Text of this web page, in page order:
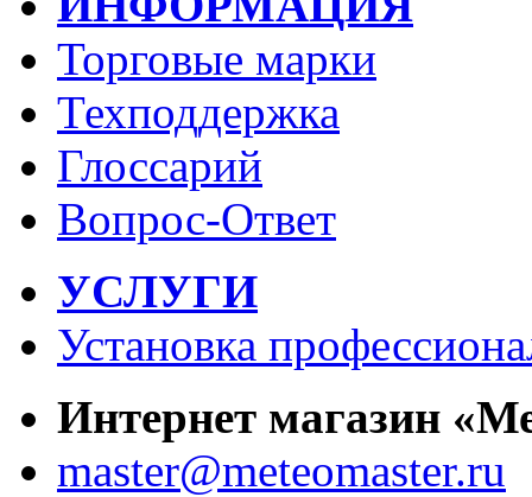
Торговые марки
Техподдержка
Глоссарий
Вопрос-Ответ
УСЛУГИ
Установка
Интернет магазин
master@meteomaster.ru